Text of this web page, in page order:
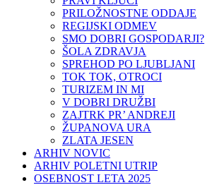
PRILOŽNOSTNE ODDAJE
REGIJSKI ODMEV
SMO DOBRI GOSPODARJI?
ŠOLA ZDRAVJA
SPREHOD PO LJUBLJANI
TOK TOK, OTROCI
TURIZEM IN MI
V DOBRI DRUŽBI
ZAJTRK PR’ ANDREJI
ŽUPANOVA URA
ZLATA JESEN
ARHIV NOVIC
ARHIV POLETNI UTRIP
OSEBNOST LETA 2025